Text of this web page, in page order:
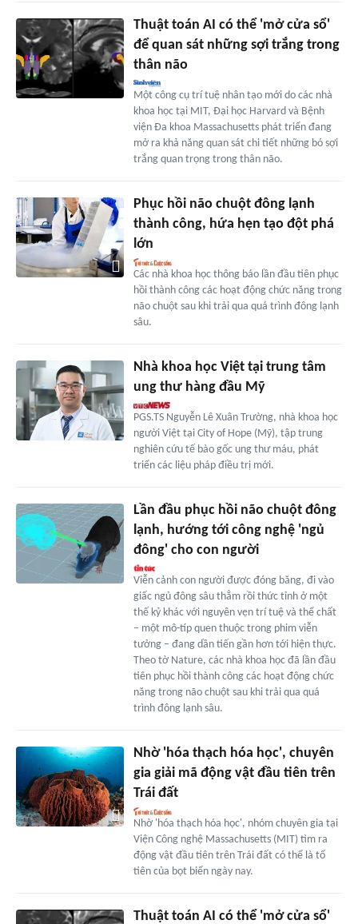
Thuật toán AI có thể 'mở cửa sổ'
để quan sát những sợi trắng trong
thân não
Một công cụ trí tuệ nhân tạo mới do các nhà
khoa học tại MIT, Đại học Harvard và Bệnh
viện Đa khoa Massachusetts phát triển đang
mở ra khả năng quan sát chi tiết những bó sợi
trắng quan trọng trong thân não.
Phục hồi não chuột đông lạnh
thành công, hứa hẹn tạo đột phá
lớn
Các nhà khoa học thông báo lần đầu tiên phục
hồi thành công các hoạt động chức năng trong
não chuột sau khi trải qua quá trình đông lạnh
sâu.
Nhà khoa học Việt tại trung tâm
ung thư hàng đầu Mỹ
PGS.TS Nguyễn Lê Xuân Trường, nhà khoa học
người Việt tại City of Hope (Mỹ), tập trung
nghiên cứu tế bào gốc ung thư máu, phát
triển các liệu pháp điều trị mới.
Lần đầu phục hồi não chuột đông
lạnh, hướng tới công nghệ 'ngủ
đông' cho con người
Viễn cảnh con người được đóng băng, đi vào
giấc ngủ đông sâu thẳm rồi thức tỉnh ở một
thế kỷ khác với nguyên vẹn trí tuệ và thể chất
– một mô-típ quen thuộc trong phim viễn
tưởng – đang dần tiến gần hơn tới hiện thực.
Theo tờ Nature, các nhà khoa học đã lần đầu
tiên phục hồi thành công các hoạt động chức
năng trong não chuột sau khi trải qua quá
trình đông lạnh sâu.
Nhờ 'hóa thạch hóa học', chuyên
gia giải mã động vật đầu tiên trên
Trái đất
Nhờ 'hóa thạch hóa học', nhóm chuyên gia tại
Viện Công nghệ Massachusetts (MIT) tìm ra
động vật đầu tiên trên Trái đất có thể là tổ
tiên của bọt biển ngày nay.
Thuật toán AI có thể 'mở cửa sổ'